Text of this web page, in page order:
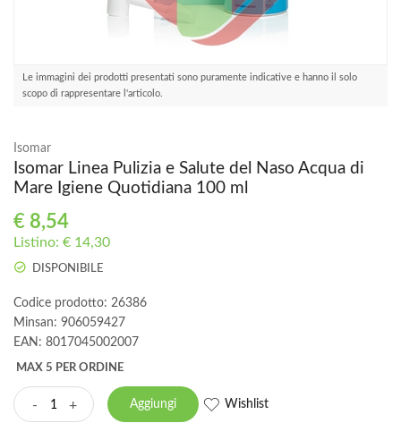
Le immagini dei prodotti presentati sono puramente indicative e hanno il solo
scopo di rappresentare l'articolo.
Isomar
Isomar Linea Pulizia e Salute del Naso Acqua di
Mare Igiene Quotidiana 100 ml
€ 8,54
Listino: € 14,30
DISPONIBILE
Codice prodotto: 26386
Minsan: 906059427
EAN: 8017045002007
MAX 5 PER ORDINE
- + Aggiungi Wishlist